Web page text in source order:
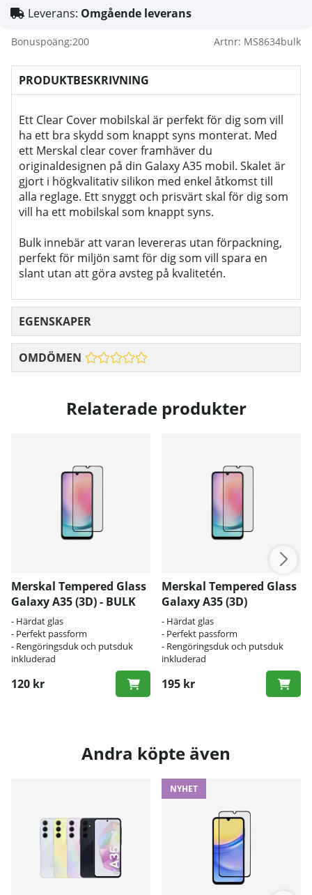
Leverans: Omgående leverans
Bonuspoäng:200 Artnr: MS8634bulk
PRODUKTBESKRIVNING
Ett Clear Cover mobilskal är perfekt för dig som vill
ha ett bra skydd som knappt syns monterat. Med
ett Merskal clear cover framhäver du
originaldesignen på din Galaxy A35 mobil. Skalet är
gjort i högkvalitativ silikon med enkel åtkomst till
alla reglage. Ett snyggt och prisvärt skal för dig som
vill ha ett mobilskal som knappt syns.
Bulk innebär att varan levereras utan förpackning,
perfekt för miljön samt för dig som vill spara en
slant utan att göra avsteg på kvalitetén.
EGENSKAPER
OMDÖMEN
Relaterade produkter
Merskal Tempered Glass
Galaxy A35 (3D) - BULK
- Härdat glas
- Perfekt passform
- Rengöringsduk och putsduk
inkluderad
120 kr
Merskal Tempered Glass
Galaxy A35 (3D)
- Härdat glas
- Perfekt passform
- Rengöringsduk och putsduk
inkluderad
195 kr
Andra köpte även
NYHET